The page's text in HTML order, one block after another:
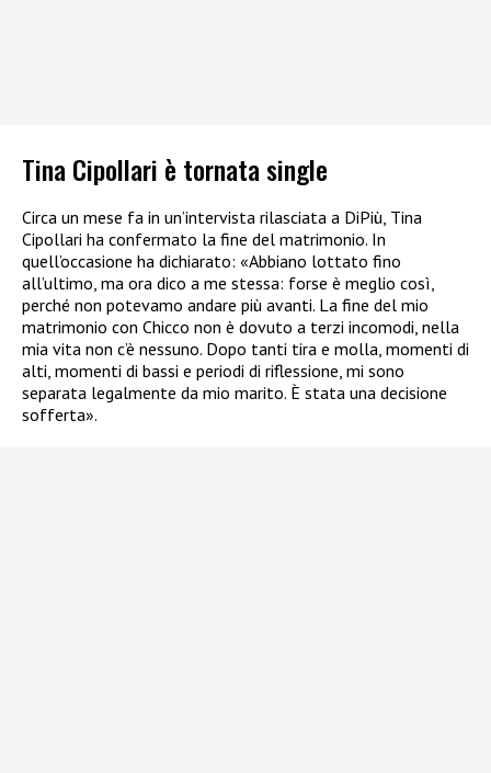
Tina Cipollari è tornata single
Circa un mese fa in un’intervista rilasciata a DiPiù, Tina
Cipollari ha confermato la fine del matrimonio. In
quell’occasione ha dichiarato: «Abbiano lottato fino
all’ultimo, ma ora dico a me stessa: forse è meglio così,
perché non potevamo andare più avanti. La fine del mio
matrimonio con Chicco non è dovuto a terzi incomodi, nella
mia vita non c’è nessuno. Dopo tanti tira e molla, momenti di
alti, momenti di bassi e periodi di riflessione, mi sono
separata legalmente da mio marito. È stata una decisione
sofferta».